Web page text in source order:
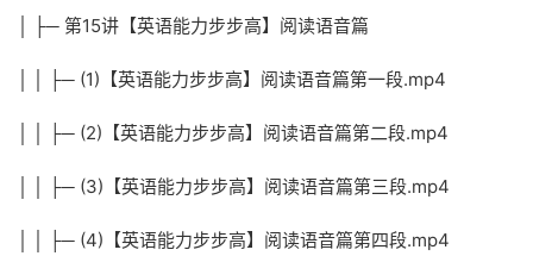
│ ├─ 第15讲【英语能力步步高】阅读语音篇
│ │ ├─ (1)【英语能力步步高】阅读语音篇第一段.mp4
│ │ ├─ (2)【英语能力步步高】阅读语音篇第二段.mp4
│ │ ├─ (3)【英语能力步步高】阅读语音篇第三段.mp4
│ │ ├─ (4)【英语能力步步高】阅读语音篇第四段.mp4